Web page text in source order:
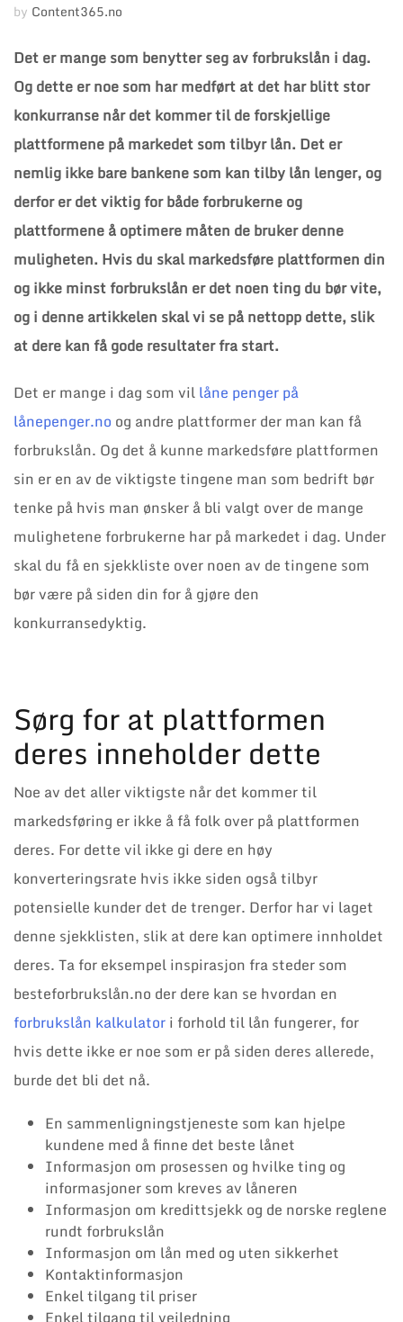
by Content365.no
Det er mange som benytter seg av forbrukslån i dag.
Og dette er noe som har medført at det har blitt stor
konkurranse når det kommer til de forskjellige
plattformene på markedet som tilbyr lån. Det er
nemlig ikke bare bankene som kan tilby lån lenger, og
derfor er det viktig for både forbrukerne og
plattformene å optimere måten de bruker denne
muligheten. Hvis du skal markedsføre plattformen din
og ikke minst forbrukslån er det noen ting du bør vite,
og i denne artikkelen skal vi se på nettopp dette, slik
at dere kan få gode resultater fra start.
Det er mange i dag som villåne penger på
lånepenger.no og andre plattformer der man kan få
forbrukslån. Og det å kunne markedsføre plattformen
sin er en av de viktigste tingene man som bedrift bør
tenke på hvis man ønsker å bli valgt over de mange
mulighetene forbrukerne har på markedet i dag. Under
skal du få en sjekkliste over noen av de tingene som
bør være på siden din for å gjøre den
konkurransedyktig.
Sørg for at plattformen
deres inneholder dette
Noe av det aller viktigste når det kommer til
markedsføring er ikke å få folk over på plattformen
deres. For dette vil ikke gi dere en høy
konverteringsrate hvis ikke siden også tilbyr
potensielle kunder det de trenger. Derfor har vi laget
denne sjekklisten, slik at dere kan optimere innholdet
deres. Ta for eksempel inspirasjon fra steder som
besteforbrukslån.no der dere kan se hvordan en
forbrukslån kalkulatori forhold til lån fungerer, for
hvis dette ikke er noe som er på siden deres allerede,
burde det bli det nå.
En sammenligningstjeneste som kan hjelpe
kundene med å finne det beste lånet
Informasjon om prosessen og hvilke ting og
informasjoner som kreves av låneren
Informasjon om kredittsjekk og de norske reglene
rundt forbrukslån
Informasjon om lån med og uten sikkerhet
Kontaktinformasjon
Enkel tilgang til priser